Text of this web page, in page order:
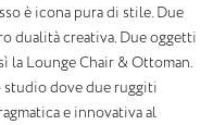
è icona pura di stile. Due
dualità creativa. Due oggetti
la Lounge Chair & Ottoman.
studio dove due ruggiti
e innovativa al